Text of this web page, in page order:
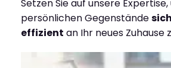
Setzen Sie auf unsere
persönlichen Gegenstände
effizient an Ihr neues Zuhause